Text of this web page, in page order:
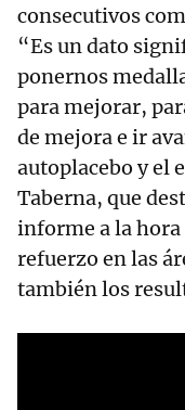
consecutivos
“Es un dato
ponernos
para mejorar,
de mejora e ir
autoplacebo y el
Taberna, que
informe a la
refuerzo en las
también los